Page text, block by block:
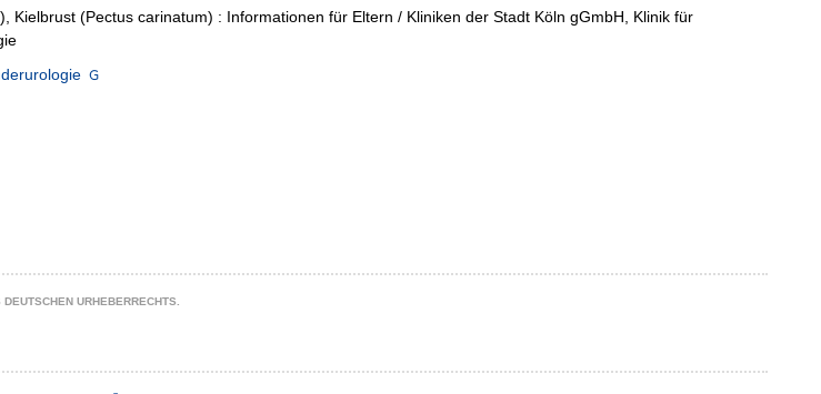
Kielbrust (Pectus carinatum) : Informationen für Eltern / Kliniken der Stadt Köln gGmbH, Klinik für
URHEBERRECHTS.